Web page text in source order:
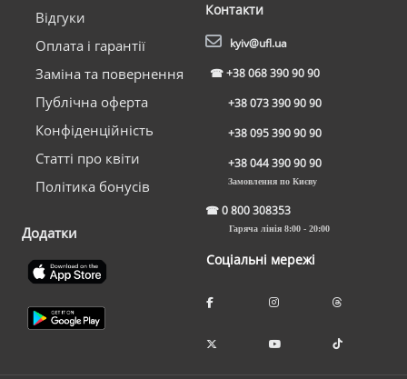
Відгуки
Оплата і гарантії
Заміна та повернення
Публічна оферта
Конфіденційність
Статті про квіти
Політика бонусів
Додатки
Контакти
kyiv@ufl.ua
☎+38 068 390 90 90
+38 073 390 90 90
+38 095 390 90 90
+38 044 390 90 90
Замовлення по Києву
☎0 800 308353
Гаряча лінія 8:00 - 20:00
Соціальні мережі